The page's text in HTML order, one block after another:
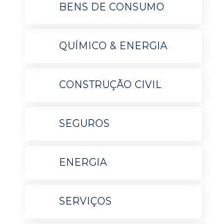
BENS DE CONSUMO
QUÍMICO & ENERGIA
CONSTRUÇÃO CIVIL
SEGUROS
ENERGIA
SERVIÇOS